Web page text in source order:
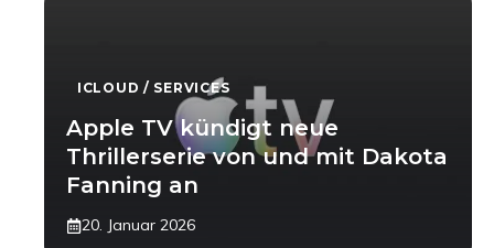
ICLOUD / SERVICES
Apple TV kündigt neue
Thrillerserie von und mit Dakota
Fanning an
20. Januar 2026